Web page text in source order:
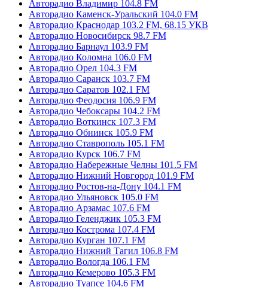
Авторадио Владимир 104.8 FM
Авторадио Каменск-Уральский 104.0 FM
Авторадио Краснодар 103.2 FM, 68.15 УКВ
Авторадио Новосибирск 98.7 FM
Авторадио Барнаул 103.9 FM
Авторадио Коломна 106.0 FM
Авторадио Орел 104.3 FM
Авторадио Саранск 103.7 FM
Авторадио Саратов 102.1 FM
Авторадио Феодосия 106.9 FM
Авторадио Чебоксары 104.2 FM
Авторадио Воткинск 107.3 FM
Авторадио Обнинск 105.9 FM
Авторадио Ставрополь 105.1 FM
Авторадио Курск 106.7 FM
Авторадио Набережные Челны 101.5 FM
Авторадио Нижний Новгород 101.9 FM
Авторадио Ростов-на-Дону 104.1 FM
Авторадио Ульяновск 105.0 FM
Авторадио Арзамас 107.6 FM
Авторадио Геленджик 105.3 FM
Авторадио Кострома 107.4 FM
Авторадио Курган 107.1 FM
Авторадио Нижний Тагил 106.8 FM
Авторадио Вологда 106.1 FM
Авторадио Кемерово 105.3 FM
Авторадио Туапсе 104.6 FM